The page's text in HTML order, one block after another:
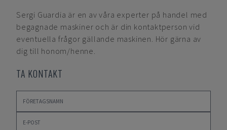
Sergi Guardia är en av våra experter på handel med
begagnade maskiner och är din kontaktperson vid
eventuella frågor gällande maskinen. Hör gärna av
dig till honom/henne.
TA KONTAKT